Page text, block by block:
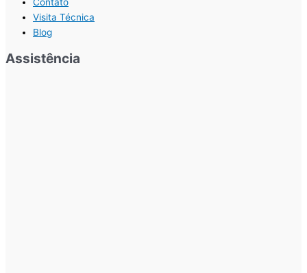
Visita Técnica
Blog
Assistência